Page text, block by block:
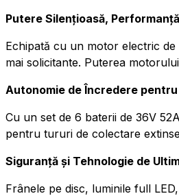
Putere Silențioasă,
Echipată cu un motor electric
mai solicitante. Puterea
Autonomie de Încredere
Cu un set de 6 baterii de 36V
pentru tururi de colectare
Siguranță și Tehnologie de
Frânele pe disc, luminile full